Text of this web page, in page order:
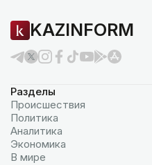
KAZINFORM
Разделы
Происшествия
Политика
Аналитика
Экономика
В мире